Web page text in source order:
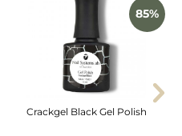
85%
Crackgel Black Gel Polish